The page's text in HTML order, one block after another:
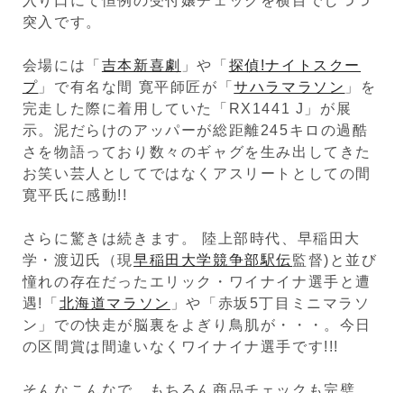
突入です。
会場には「 吉本新喜劇 」や「 探偵!ナイトスクー
プ 」で有名な間 寛平師匠が「サハラマラソン 」を
完走した際に着用していた「RX1441 J」が展
示。泥だらけのアッパーが総距離245キロの過酷
さを物語っており数々のギャグを生み出してきた
お笑い芸人としてではなくアスリートとしての間
寛平氏に感動!!
さらに驚きは続きます。 陸上部時代、早稲田大
学・渡辺氏（現早稲田大学競争部駅伝監督)と並び
憧れの存在だったエリック・ワイナイナ選手と遭
遇!「 北海道マラソン 」や「赤坂5丁目ミニマラソ
ン」での快走が脳裏をよぎり鳥肌が・・・。今日
の区間賞は間違いなくワイナイナ選手です!!!
そんなこんなで、もちろん商品チェックも完璧